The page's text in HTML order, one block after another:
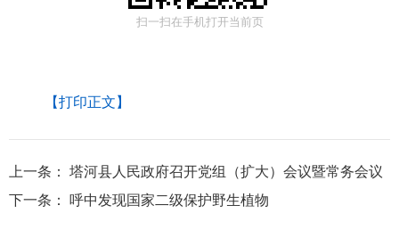
扫一扫在手机打开当前页
【打印正文】
上一条：
塔河县人民政府召开党组（扩大）会议暨常务会议
下一条：
呼中发现国家二级保护野生植物